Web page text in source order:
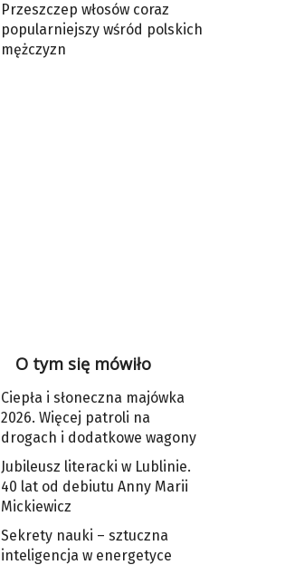
Przeszczep włosów coraz
popularniejszy wśród polskich
mężczyzn
O tym się mówiło
Ciepła i słoneczna majówka
2026. Więcej patroli na
drogach i dodatkowe wagony
Jubileusz literacki w Lublinie.
40 lat od debiutu Anny Marii
Mickiewicz
Sekrety nauki – sztuczna
inteligencja w energetyce